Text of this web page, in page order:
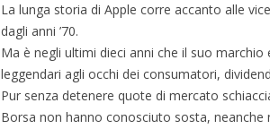
La lunga storia di Apple corre accanto alle
dagli anni ’70.
Ma è negli ultimi dieci anni che il suo
leggendari agli occhi dei consumatori,
Pur senza detenere quote di mercato
Borsa non hanno conosciuto sosta, neanche